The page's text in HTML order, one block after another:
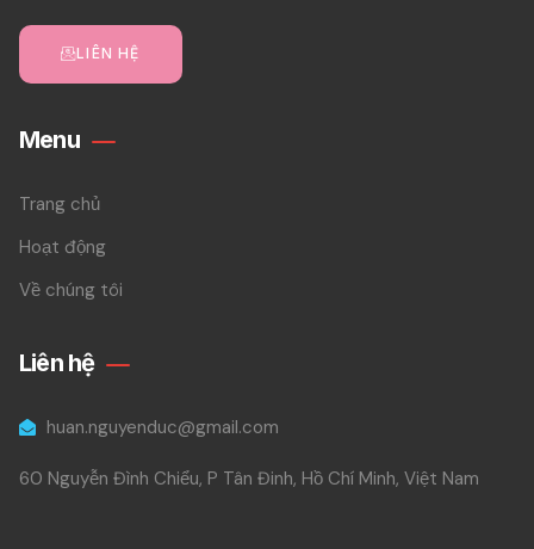
LIÊN HỆ
Menu
Trang chủ
Hoạt động
Về chúng tôi
Liên hệ
huan.nguyenduc@gmail.com
60 Nguyễn Đình Chiểu, P Tân Đinh, Hồ Chí Minh, Việt Nam